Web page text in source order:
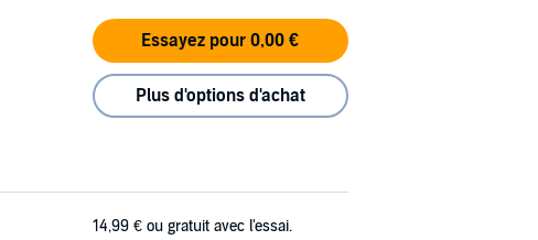
Essayez pour 0,00 €
Plus d'options d'achat
14,99 € ou gratuit avec l'essai.